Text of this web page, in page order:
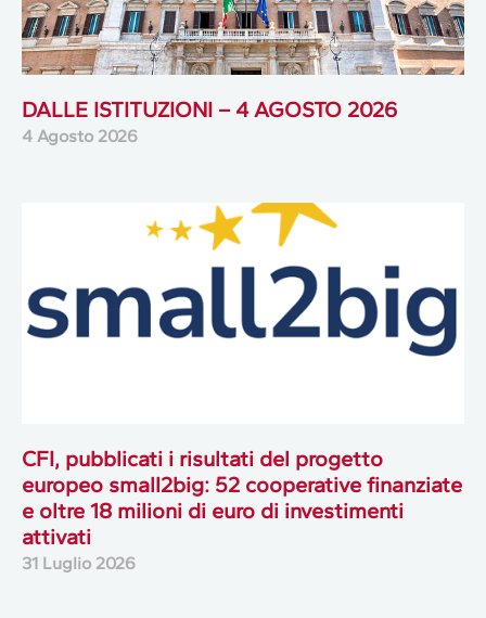
DALLE ISTITUZIONI – 4 AGOSTO 2026
4 Agosto 2026
CFI, pubblicati i risultati del progetto
europeo small2big: 52 cooperative finanziate
e oltre 18 milioni di euro di investimenti
attivati
31 Luglio 2026